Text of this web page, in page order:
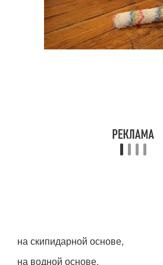
на скипидарной основе,
на водной основе,